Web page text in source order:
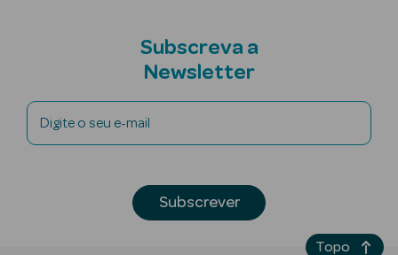
Rosto e
Subscreva a
Newsletter
Digite o seu e-mail
Subscrever
Topo